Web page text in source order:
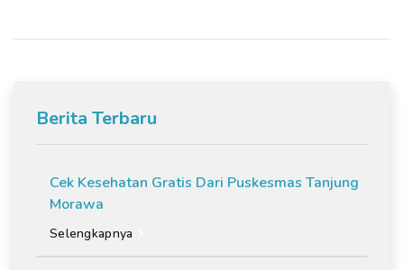
Berita Terbaru
Cek Kesehatan Gratis Dari Puskesmas Tanjung
Morawa
Selengkapnya